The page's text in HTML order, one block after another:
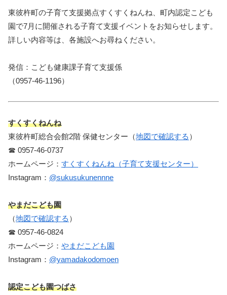
東彼杵町の子育て支援拠点すくすくねんね、町内認定こども
園で7月に開催される子育て支援イベントをお知らせします。
詳しい内容等は、各施設へお尋ねください。
発信：こども健康課子育て支援係
（0957-46-1196）
すくすくねんね
東彼杵町総合会館2階 保健センター（地図で確認する ）
☎︎ 0957-46-0737
ホームページ： すくすくねんね（子育て支援センター）
Instagram： @sukusukunennne
やまだこども園
（地図で確認する ）
☎︎ 0957-46-0824
ホームページ： やまだこども園
Instagram： @yamadakodomoen
認定こども園つばさ